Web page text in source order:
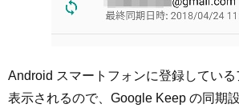
Android スマートフォンに登録してい
表示されるので、Google Keep の同期